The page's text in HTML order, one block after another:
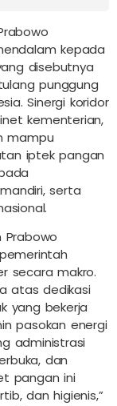
kepada
disebutnya
punggung
Sinergi koridor
kementerian,
mampu
iptek pangan
serta
Prabowo
secara makro.
atas dedikasi
yang bekerja
pasokan energi
administrasi
dan
pangan ini
dan higienis,”